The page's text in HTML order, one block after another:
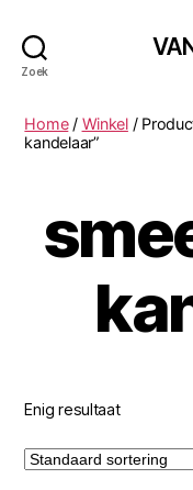
Zoek
Home/ Winkel/
kandelaar”
Enig resultaat